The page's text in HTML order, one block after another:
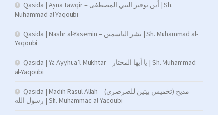
Qasida | Ayna tawqir – أين توقير النبي المصطفى | Sh.
Muhammad al-Yaqoubi
Qasida | Nashr al-Yasemin – نشر الياسمين | Sh. Muhammad al-
Yaqoubi
Qasida | Ya Ayyhua’l-Mukhtar – يا أيها المختار | Sh. Muhammad
al-Yaqoubi
Qasida | Madih Rasul Allah – (تخميس بيتين للصرصري) مديح
رسول الله | Sh. Muhammad al-Yaqoubi